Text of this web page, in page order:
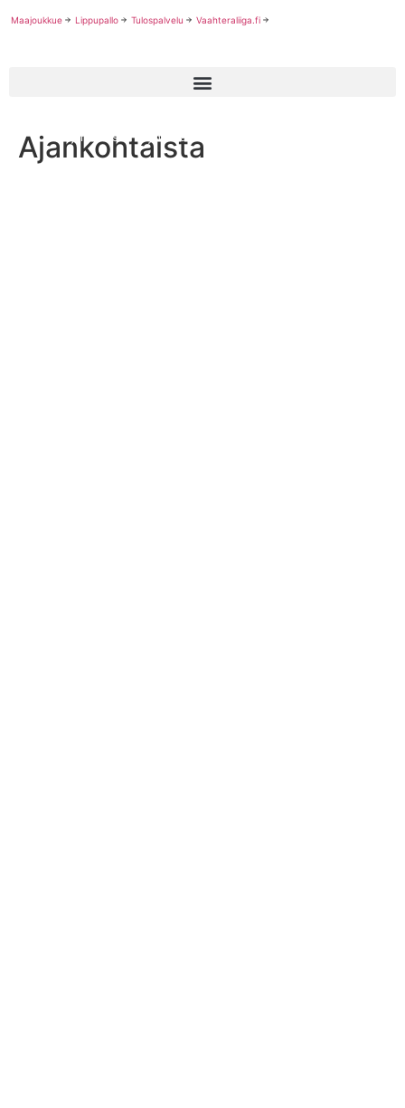
Maajoukkue Lippupallo Tulospalvelu Vaahteraliiga.fi
Ajankohtaista
Elijah Watson täydentää Crocojen jenkkitrion